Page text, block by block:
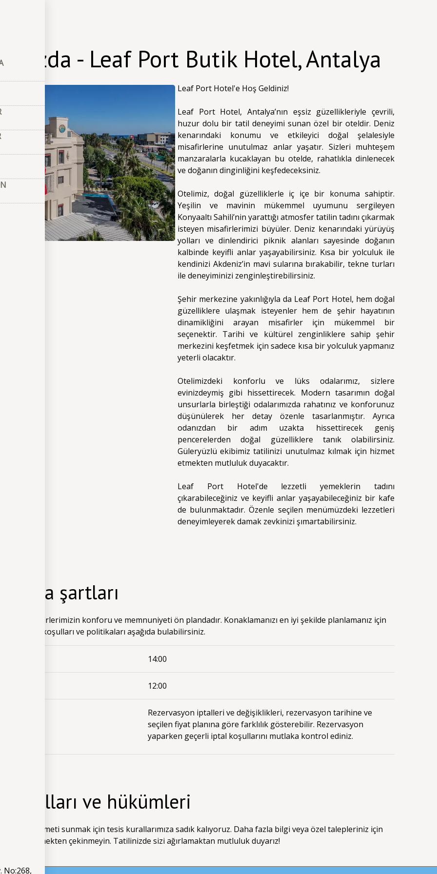
No:268,
- Leaf Port Butik Hotel, Antalya
Leaf Port Hotel'e Hoş Geldiniz!
Leaf Port Hotel, Antalya’nın eşsiz güzellikleriyle çevrili,
huzur dolu bir tatil deneyimi sunan özel bir oteldir. Deniz
kenarındaki konumu ve etkileyici doğal şelalesiyle
misafirlerine unutulmaz anlar yaşatır. Sizleri muhteşem
manzaralarla kucaklayan bu otelde, rahatlıkla dinlenecek
ve doğanın dinginliğini keşfedeceksiniz.
Otelimiz, doğal güzelliklerle iç içe bir konuma sahiptir.
Yeşilin ve mavinin mükemmel uyumunu sergileyen
Konyaaltı Sahili’nin yarattığı atmosfer tatilin tadını çıkarmak
isteyen misafirlerimizi büyüler. Deniz kenarındaki yürüyüş
yolları ve dinlendirici piknik alanları sayesinde doğanın
kalbinde keyifli anlar yaşayabilirsiniz. Kısa bir yolculuk ile
kendinizi Akdeniz’in mavi sularına bırakabilir, tekne turları
ile deneyiminizi zenginleştirebilirsiniz.
Şehir merkezine yakınlığıyla da Leaf Port Hotel, hem doğal
güzelliklere ulaşmak isteyenler hem de şehir hayatının
dinamikliğini arayan misafirler için mükemmel bir
seçenektir. Tarihi ve kültürel zenginliklere sahip şehir
merkezini keşfetmek için sadece kısa bir yolculuk yapmanız
yeterli olacaktır.
Otelimizdeki konforlu ve lüks odalarımız, sizlere
evinizdeymiş gibi hissettirecek. Modern tasarımın doğal
unsurlarla birleştiği odalarımızda rahatınız ve konforunuz
düşünülerek her detay özenle tasarlanmıştır. Ayrıca
odanızdan bir adım uzakta hissettirecek geniş
pencerelerden doğal güzelliklere tanık olabilirsiniz.
Güleryüzlü ekibimiz tatilinizi unutulmaz kılmak için hizmet
etmekten mutluluk duyacaktır.
Leaf Port Hotel'de lezzetli yemeklerin tadını
çıkarabileceğiniz ve keyifli anlar yaşayabileceğiniz bir kafe
de bulunmaktadır. Özenle seçilen menümüzdeki lezzetleri
deneyimleyerek damak zevkinizi şımartabilirsiniz.
şartları
misafirlerimizin konforu ve memnuniyeti ön plandadır. Konaklamanızı en iyi şekilde planlamanız için
olan koşulları ve politikaları aşağıda bulabilirsiniz.
14:00
12:00
Rezervasyon iptalleri ve değişiklikleri, rezervasyon tarihine ve
seçilen fiyat planına göre farklılık gösterebilir. Rezervasyon
yaparken geçerli iptal koşullarını mutlaka kontrol ediniz.
koşulları ve hükümleri
en iyi hizmeti sunmak için tesis kurallarımıza sadık kalıyoruz. Daha fazla bilgi veya özel talepleriniz için
geçmekten çekinmeyin. Tatilinizde sizi ağırlamaktan mutluluk duyarız!